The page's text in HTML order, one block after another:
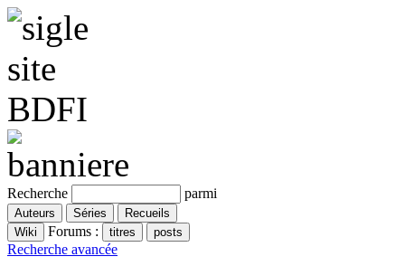
Recherche parmi
Forums :
Recherche avancée